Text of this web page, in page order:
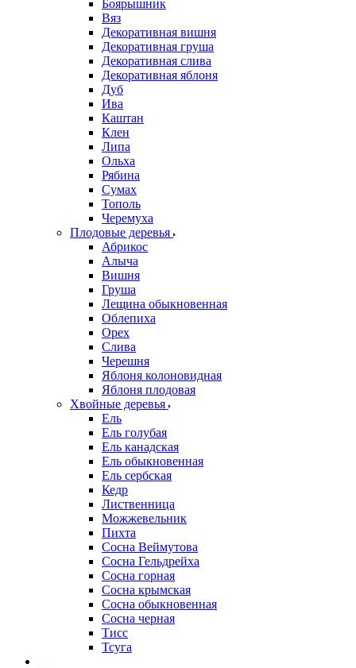
Боярышник
Вяз
Декоративная вишня
Декоративная груша
Декоративная слива
Декоративная яблоня
Дуб
Ива
Каштан
Клен
Липа
Ольха
Рябина
Сумах
Тополь
Черемуха
Плодовые деревья
Абрикос
Алыча
Вишня
Груша
Лещина обыкновенная
Облепиха
Орех
Слива
Черешня
Яблоня колоновидная
Яблоня плодовая
Хвойные деревья
Ель
Ель голубая
Ель канадская
Ель обыкновенная
Ель сербская
Кедр
Лиственница
Можжевельник
Пихта
Сосна Веймутова
Сосна Гельдрейха
Сосна горная
Сосна крымская
Сосна обыкновенная
Сосна черная
Тисс
Тсуга